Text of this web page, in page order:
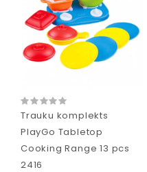
Trauku komplekts
PlayGo Tabletop
Cooking Range 13 pcs
2416